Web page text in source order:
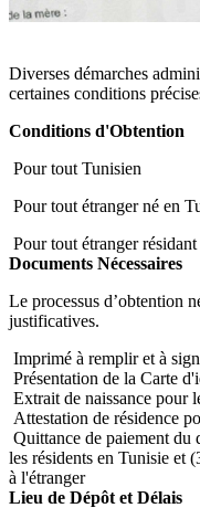
Diverses démarches
certaines conditions
Conditions d'Obtention
Pour tout Tunisien
Pour tout étranger né en
Pour tout étranger
Documents Nécessaires
Le processus d’obtention
justificatives.
Imprimé à remplir et à
Présentation de la Carte
Extrait de naissance pour
Attestation de résidence
Quittance de paiement
les résidents en Tunisie et
à l'étranger
Lieu de Dépôt et Délais